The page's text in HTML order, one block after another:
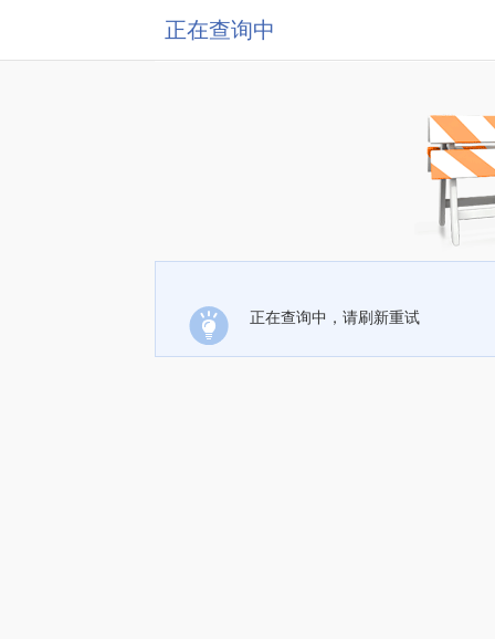
正在查询中
正在查询中，请刷新重试